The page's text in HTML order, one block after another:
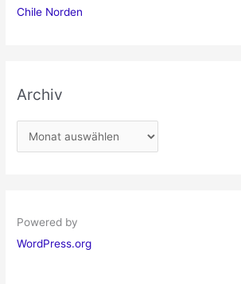
Chile Norden
Archiv
r
i
v
Powered by
WordPress.org